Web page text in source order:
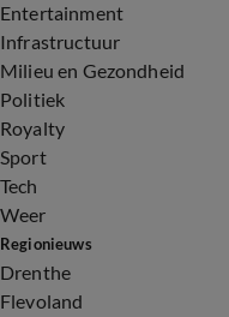
Entertainment
Infrastructuur
Milieu en Gezondheid
Politiek
Royalty
Sport
Tech
Weer
Regionieuws
Drenthe
Flevoland